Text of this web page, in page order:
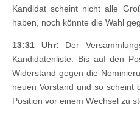
Kandidat scheint nicht alle
haben, noch könnte die Wahl
13:31 Uhr: Der
Kandidatenliste. Bis auf den
Widerstand gegen die
neuen Vorstand und so
Position vor einem Wechsel zu